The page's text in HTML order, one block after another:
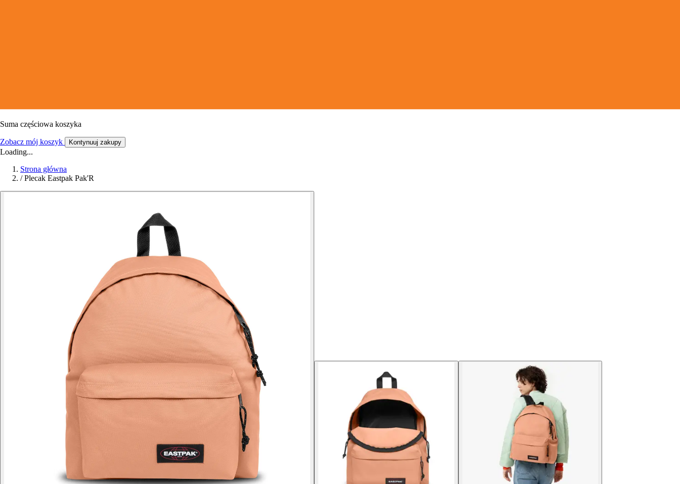
Suma częściowa koszyka
Zobacz mój koszyk Kontynuuj zakupy
Loading...
Strona główna
/ Plecak Eastpak Pak'R